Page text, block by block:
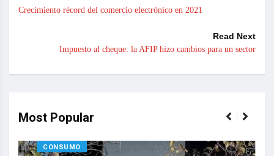
Crecimiento récord del comercio electrónico en 2021
Read Next
Impuesto al cheque: la AFIP hizo cambios para un sector
Most Popular
CONSUMO